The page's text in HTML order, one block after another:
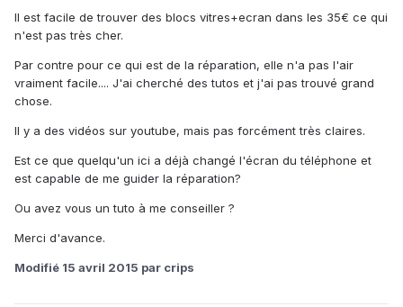
Il est facile de trouver des blocs vitres+ecran dans les 35€ ce qui
n'est pas très cher.
Par contre pour ce qui est de la réparation, elle n'a pas l'air
vraiment facile.... J'ai cherché des tutos et j'ai pas trouvé grand
chose.
Il y a des vidéos sur youtube, mais pas forcément très claires.
Est ce que quelqu'un ici a déjà changé l'écran du téléphone et
est capable de me guider la réparation?
Ou avez vous un tuto à me conseiller ?
Merci d'avance.
Modifié 15 avril 2015 par crips